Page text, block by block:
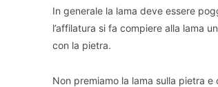
In generale la lama deve essere
l’affilatura si fa compiere alla lama
con la pietra.
Non premiamo la lama sulla pietra